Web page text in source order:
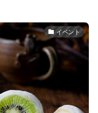
イベント